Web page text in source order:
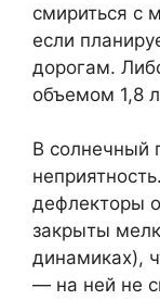
смириться с
если
дорогам.
объемом 1,8
В солнечный
дефлекторы
закрыты
динамиках),
— на ней не